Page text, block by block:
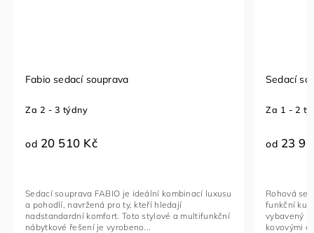
Fabio sedací souprava
Za 2 - 3 týdny
od 20 510 Kč
Sedací souprava FABIO je ideální kombinací luxusu
a pohodlí, navržená pro ty, kteří hledají
nadstandardní komfort. Toto stylové a multifunkční
nábytkové řešení je vyrobeno...
Sedací
Za 1 - 2
od 23
Rohová
funkční kus
vybavený
kovovými